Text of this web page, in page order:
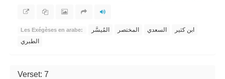
Les Exégèses en arabe: المُيسَّر المختصر السعدي
ابن كثير
الطبري
Verset: 7